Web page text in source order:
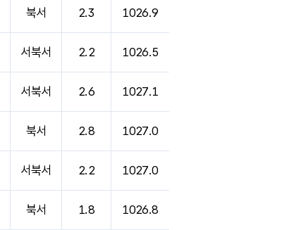
북서 2.3 1026.9
서북서 2.2 1026.5
서북서 2.6 1027.1
북서 2.8 1027.0
서북서 2.2 1027.0
북서 1.8 1026.8